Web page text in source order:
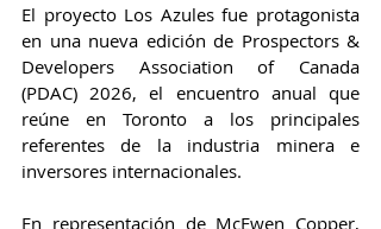
El proyecto Los Azules fue protagonista
en una nueva edición de Prospectors &
Developers Association of Canada
(PDAC) 2026, el encuentro anual que
reúne en Toronto a los principales
referentes de la industria minera e
inversores internacionales.
En representación de McEwen Copper,